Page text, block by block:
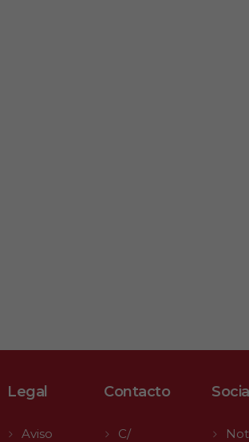
Legal
Aviso
Contacto
C/